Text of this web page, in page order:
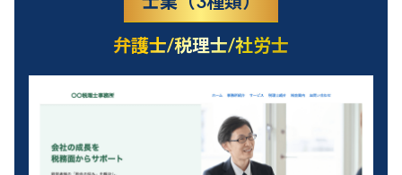
弁護士/税理士/社労士